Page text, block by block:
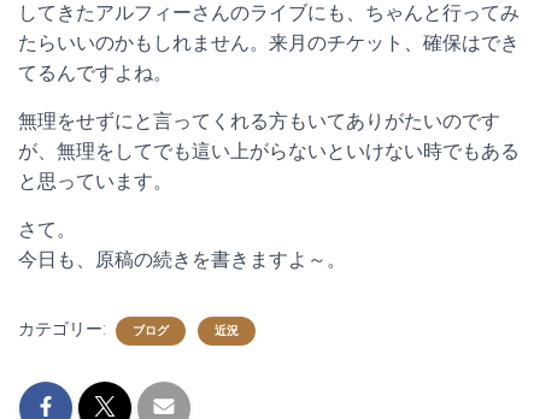
してきたアルフィーさんのライブにも、ちゃんと行ってみ
たらいいのかもしれません。来月のチケット、確保はでき
てるんですよね。
無理をせずにと言ってくれる方もいてありがたいのです
が、無理をしてでも這い上がらないといけない時でもある
と思っています。
さて。
今日も、原稿の続きを書きますよ～。
カテゴリー: ブログ 近況